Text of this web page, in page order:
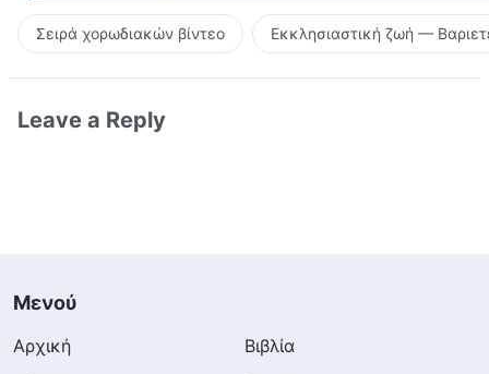
Σειρά χορωδιακών βίντεο Εκκλησιαστική ζωή —
Leave a Reply
Μενού
Αρχική
Βιβλία